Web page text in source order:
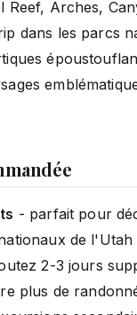
Reef, Arches,
dans les parcs
- parfait pour
de
2-3 jours
plus de